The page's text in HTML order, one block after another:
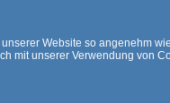
Website so angenehm
mit unserer Verwendung von